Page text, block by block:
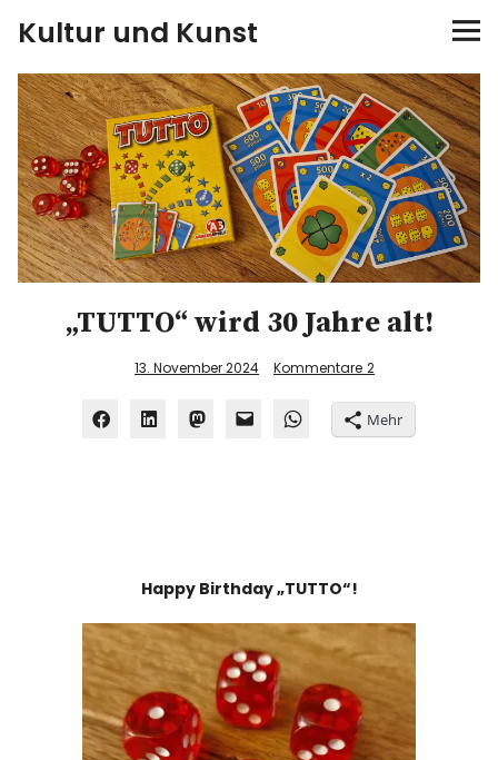
Kultur und Kunst
kultur & kunst
Ausstellungen
Spiele
Konzerte
Museen bei…
„TUTTO“ wird 30 Jahre alt!
13. November 2024 Kommentare 2
Mehr
Happy Birthday „TUTTO“!